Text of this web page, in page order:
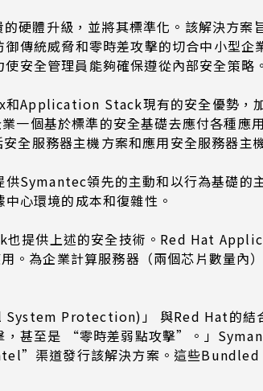
體升級，並將其標準化。該解決方案
傳統威脅和零時差攻擊的切合中小型
全管理員能夠確保遵從內部安全策略。
Application Stack現有的安全優勢，
個基於標準的安全基礎去應付各種
全服務器主機方案和應用安全服務器主
Symantec領先的主動和以行為基礎的
心環境的成本和復雜性。
提供上述的安全技術。Red Hat
為企業計算服務器（兩個芯片數量內
Protection)」 與Red Hat的結
，甚至是 “零時差弱點攻擊”。」
渠道發行該解決方案。這些